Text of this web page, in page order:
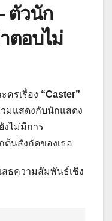
ตัวนัก
ตอบไม่
ครเรื่อง “Caster”
มแสดงกับนักแสดง
ไม่มีการ
ต้นสังกัดของเธอ
ธความสัมพันธ์เชิง